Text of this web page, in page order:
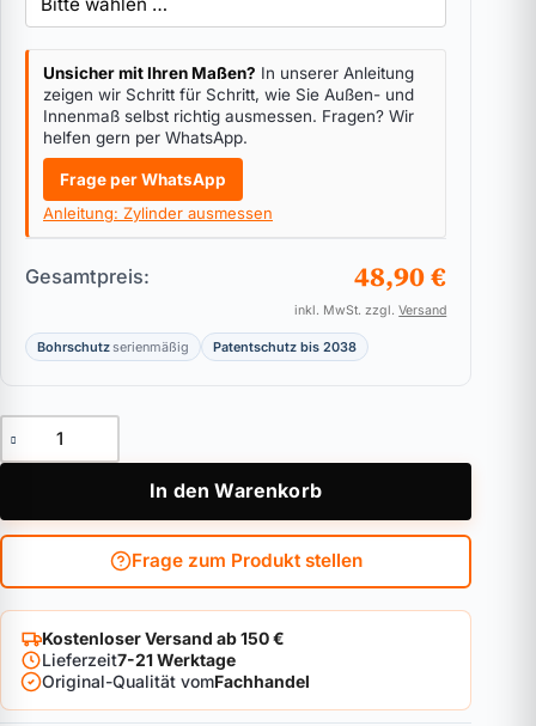
Unsicher mit Ihren Maßen? In unserer Anleitung
zeigen wir Schritt für Schritt, wie Sie Außen- und
Innenmaß selbst richtig ausmessen. Fragen? Wir
helfen gern per WhatsApp.
Frage per WhatsApp
Anleitung: Zylinder ausmessen
Gesamtpreis: 48,90 €
inkl. MwSt. zzgl.Versand
Bohrschutzserienmäßig Patentschutz bis 2038
Halbzylinder ABUS Magtec.1500 Menge
In den Warenkorb
Frage zum Produkt stellen
Kostenloser Versand ab 150 €
Lieferzeit7-21 Werktage
Original-Qualität vomFachhandel